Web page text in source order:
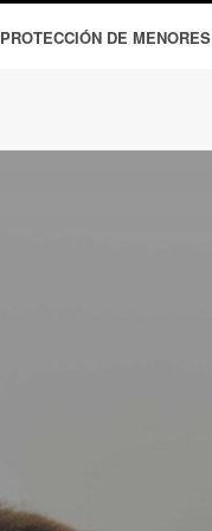
PROTECCIÓN DE MENORES